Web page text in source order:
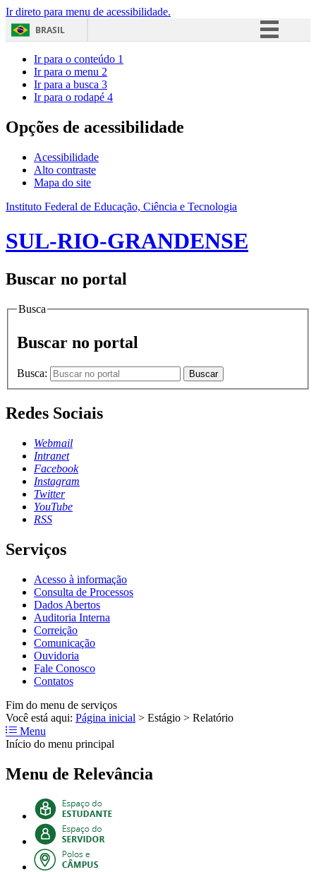
Ir direto para menu de acessibilidade.
BRASIL
Acesso à informação
Ir para o conteúdo 1
Ir para o menu 2
Ir para a busca 3
Ir para o rodapé 4
Opções de acessibilidade
Acessibilidade
Alto contraste
Mapa do site
Instituto Federal de Educação, Ciência e Tecnologia
SUL-RIO-GRANDENSE
Buscar no portal
Busca
Buscar no portal
Busca: Buscar
Redes Sociais
Webmail
Intranet
Facebook
Instagram
Twitter
YouTube
RSS
Serviços
Acesso à informação
Consulta de Processos
Dados Abertos
Auditoria Interna
Correição
Comunicação
Ouvidoria
Fale Conosco
Contatos
Fim do menu de serviços
Você está aqui: Página inicial > Estágio > Relatório
Menu
Início do menu principal
Menu de Relevância